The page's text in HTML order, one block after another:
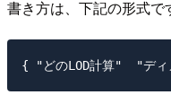
書き方は、下記の形式で